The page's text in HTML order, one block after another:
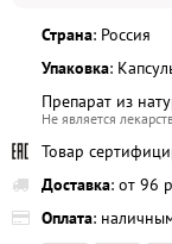
Страна: Россия
Упаковка:
Препарат из
Не является
Товар
Доставка: от 96
Оплата: